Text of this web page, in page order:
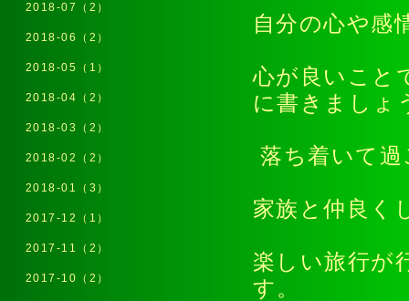
自分の心や感
心が良いこと
に書きましょ
落ち着いて
家族と仲良く
楽しい旅行が
す。
2018-07（2）
2018-06（2）
2018-05（1）
2018-04（2）
2018-03（2）
2018-02（2）
2018-01（3）
2017-12（1）
2017-11（2）
2017-10（2）